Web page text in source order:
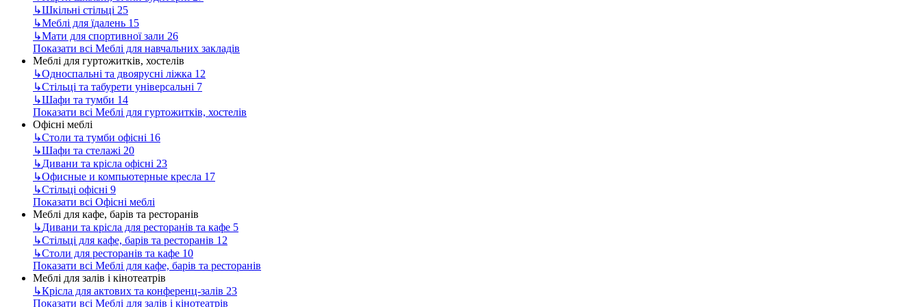
↳Шкільні стільці 25
↳Меблі для їдалень 15
↳Мати для спортивної зали 26
Показати всі Меблі для навчальних закладів
Меблі для гуртожитків, хостелів
↳Односпальні та двоярусні ліжка 12
↳Стільці та табурети універсальні 7
↳Шафи та тумби 14
Показати всі Меблі для гуртожитків, хостелів
Офісні меблі
↳Столи та тумби офісні 16
↳Шафи та стелажі 20
↳Дивани та крісла офісні 23
↳Офисные и компьютерные кресла 17
↳Стільці офісні 9
Показати всі Офісні меблі
Меблі для кафе, барів та ресторанів
↳Дивани та крісла для ресторанів та кафе 5
↳Стільці для кафе, барів та ресторанів 12
↳Столи для ресторанів та кафе 10
Показати всі Меблі для кафе, барів та ресторанів
Меблі для залів і кінотеатрів
↳Крісла для актових та конференц-залів 23
Показати всі Меблі для залів і кінотеатрів